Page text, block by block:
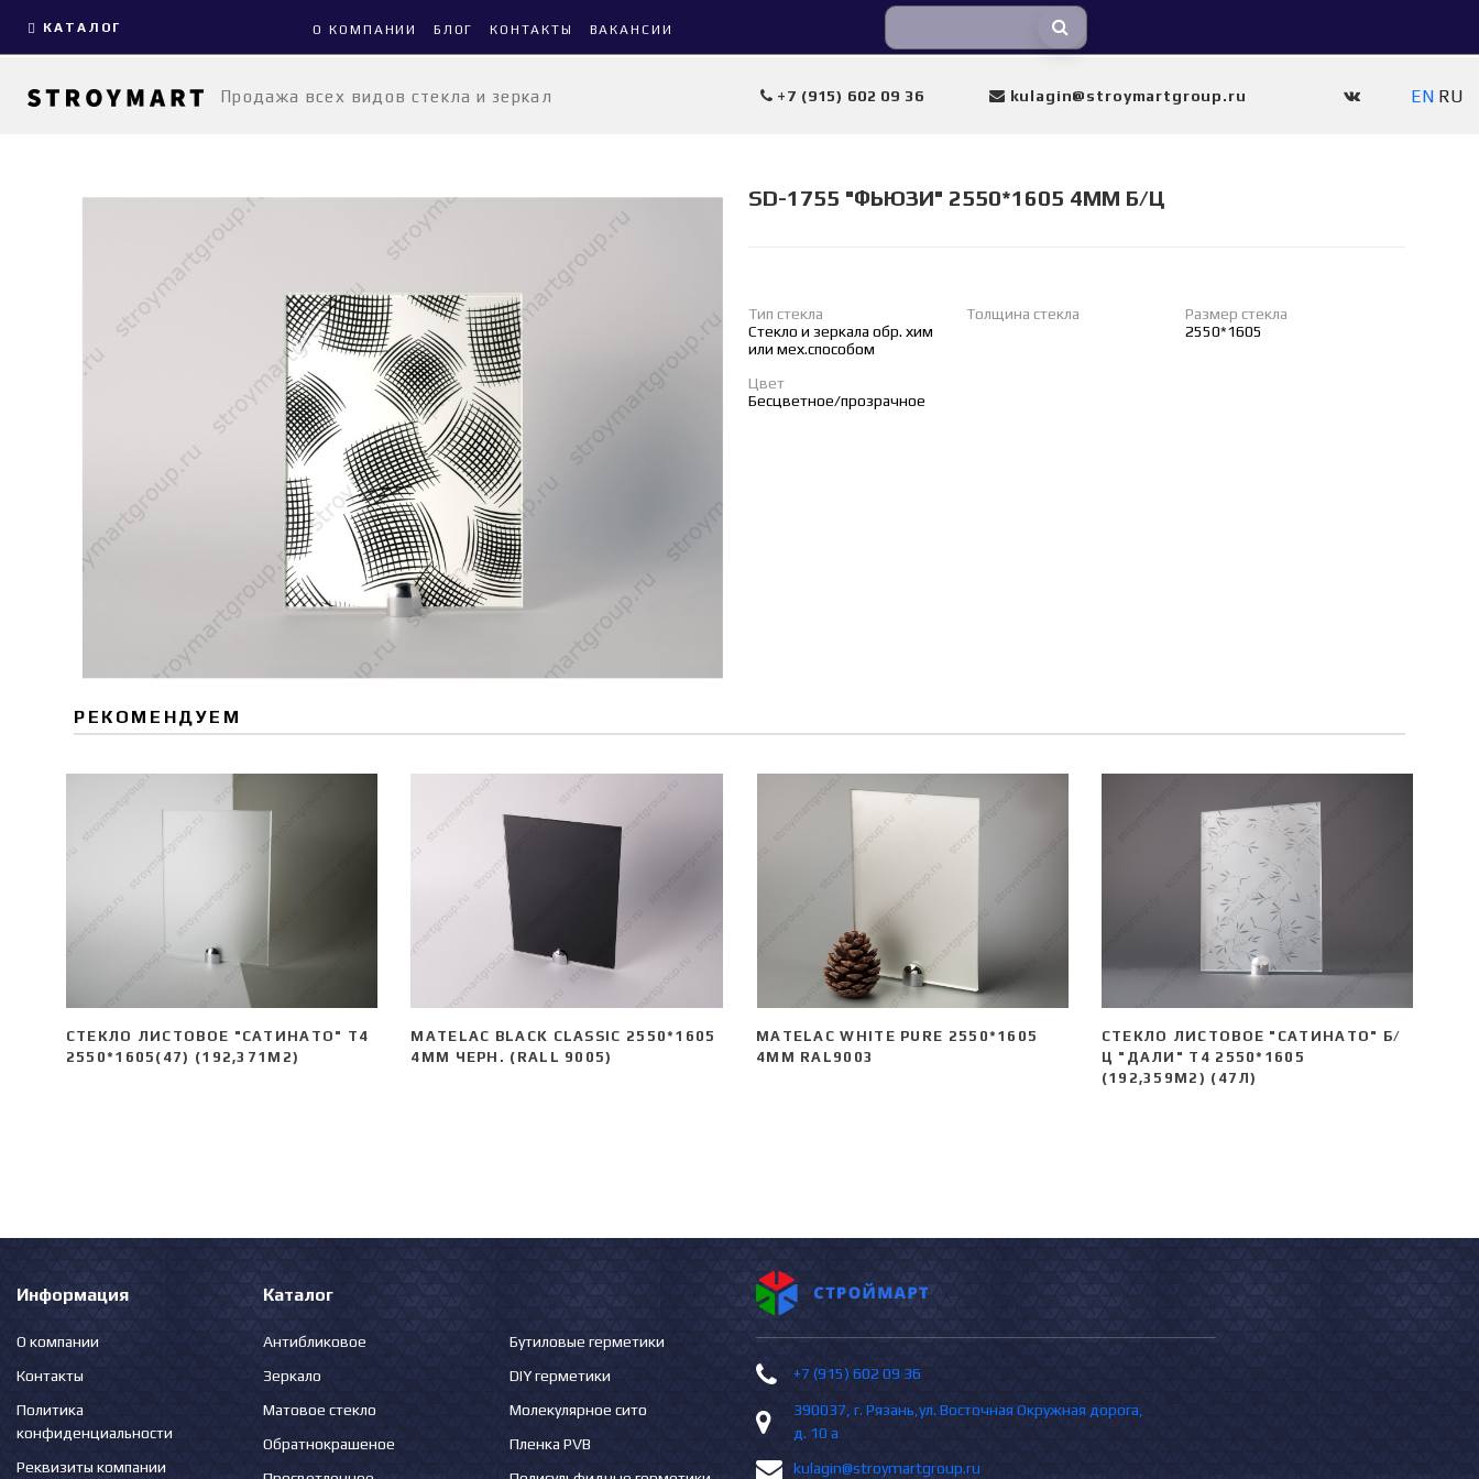
КАТАЛОГ О КОМПАНИИ БЛОГ КОНТАКТЫ ВАКАНСИИ
Продажа всех видов стекла и зеркал +7 (915) 602 09 36 kulagin@stroymartgroup.ru EN RU
SD-1755 "ФЬЮЗИ" 2550*1605 4ММ Б/Ц
Тип стекла
Стекло и зеркала обр. хим
или мех.способом
Толщина стекла
Размер стекла
2550*1605
Цвет
Бесцветное/прозрачное
РЕКОМЕНДУЕМ
СТЕКЛО ЛИСТОВОЕ "САТИНАТО" Т4
2550*1605(47) (192,371М2)
MATELAC BLACK CLASSIC 2550*1605
4ММ ЧЕРН. (RALL 9005)
MATELAC WHITE PURE 2550*1605
4ММ RAL9003
СТЕКЛО ЛИСТОВОЕ "САТИНАТО" Б/
Ц "ДАЛИ" Т4 2550*1605
(192,359М2) (47Л)
Информация
О компании
Контакты
Политика
конфиденциальности
Реквизиты компании
Каталог
Антибликовое
Зеркало
Матовое стекло
Обратнокрашеное
Бутиловые герметики
DIY герметики
Молекулярное сито
Пленка PVB
+7 (915) 602 09 36
390037, г. Рязань,ул. Восточная Окружная дорога,
д. 10 а
kulagin@stroymartgroup.ru